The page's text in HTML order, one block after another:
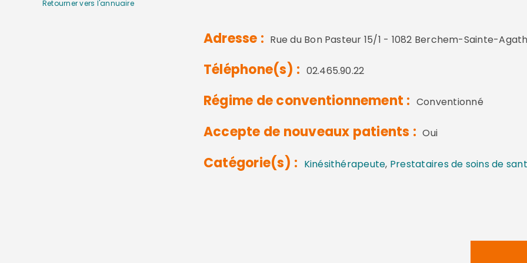
Retourner vers l'annuaire
Adresse : Rue du Bon Pasteur 15/1 - 1082 Berchem-Sainte-
Téléphone(s) : 02.465.90.22
Régime de conventionnement : Conventionné
Accepte de nouveaux patients : Oui
Catégorie(s) : Kinésithérapeute, Prestataires de soins de